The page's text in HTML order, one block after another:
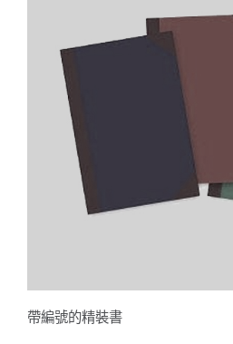
帶編號的精裝書